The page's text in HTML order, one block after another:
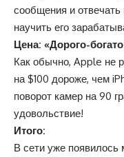
сообщения и
научить его
Цена: «Дорого-
Как обычно, Apple не
на $100 дороже, чем
поворот камер на 90
удовольствие!
Итого:
В сети уже